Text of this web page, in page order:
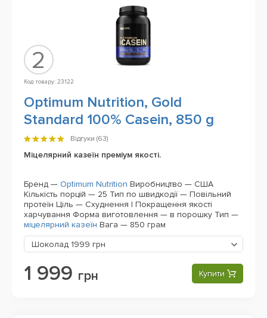
2
Код товару: 23122
Optimum Nutrition, Gold
Standard 100% Casein, 850 g
Відгуки (63)
Міцелярний казеїн преміум якості.
Бренд — Optimum Nutrition Виробництво — США
Кількість порцій — 25 Тип по швидкодії — Повільний
протеїн Ціль — Схуднення | Покращення якості
харчування Форма виготовлення — в порошку Тип —
міцелярний казеїн Вага — 850 грам
Шоколад 1999 грн
1 999 грн Купити